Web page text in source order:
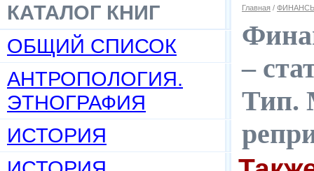
КАТАЛОГ КНИГ
ОБЩИЙ СПИСОК
АНТРОПОЛОГИЯ.
ЭТНОГРАФИЯ
ИСТОРИЯ
Главная /
–
Тип.